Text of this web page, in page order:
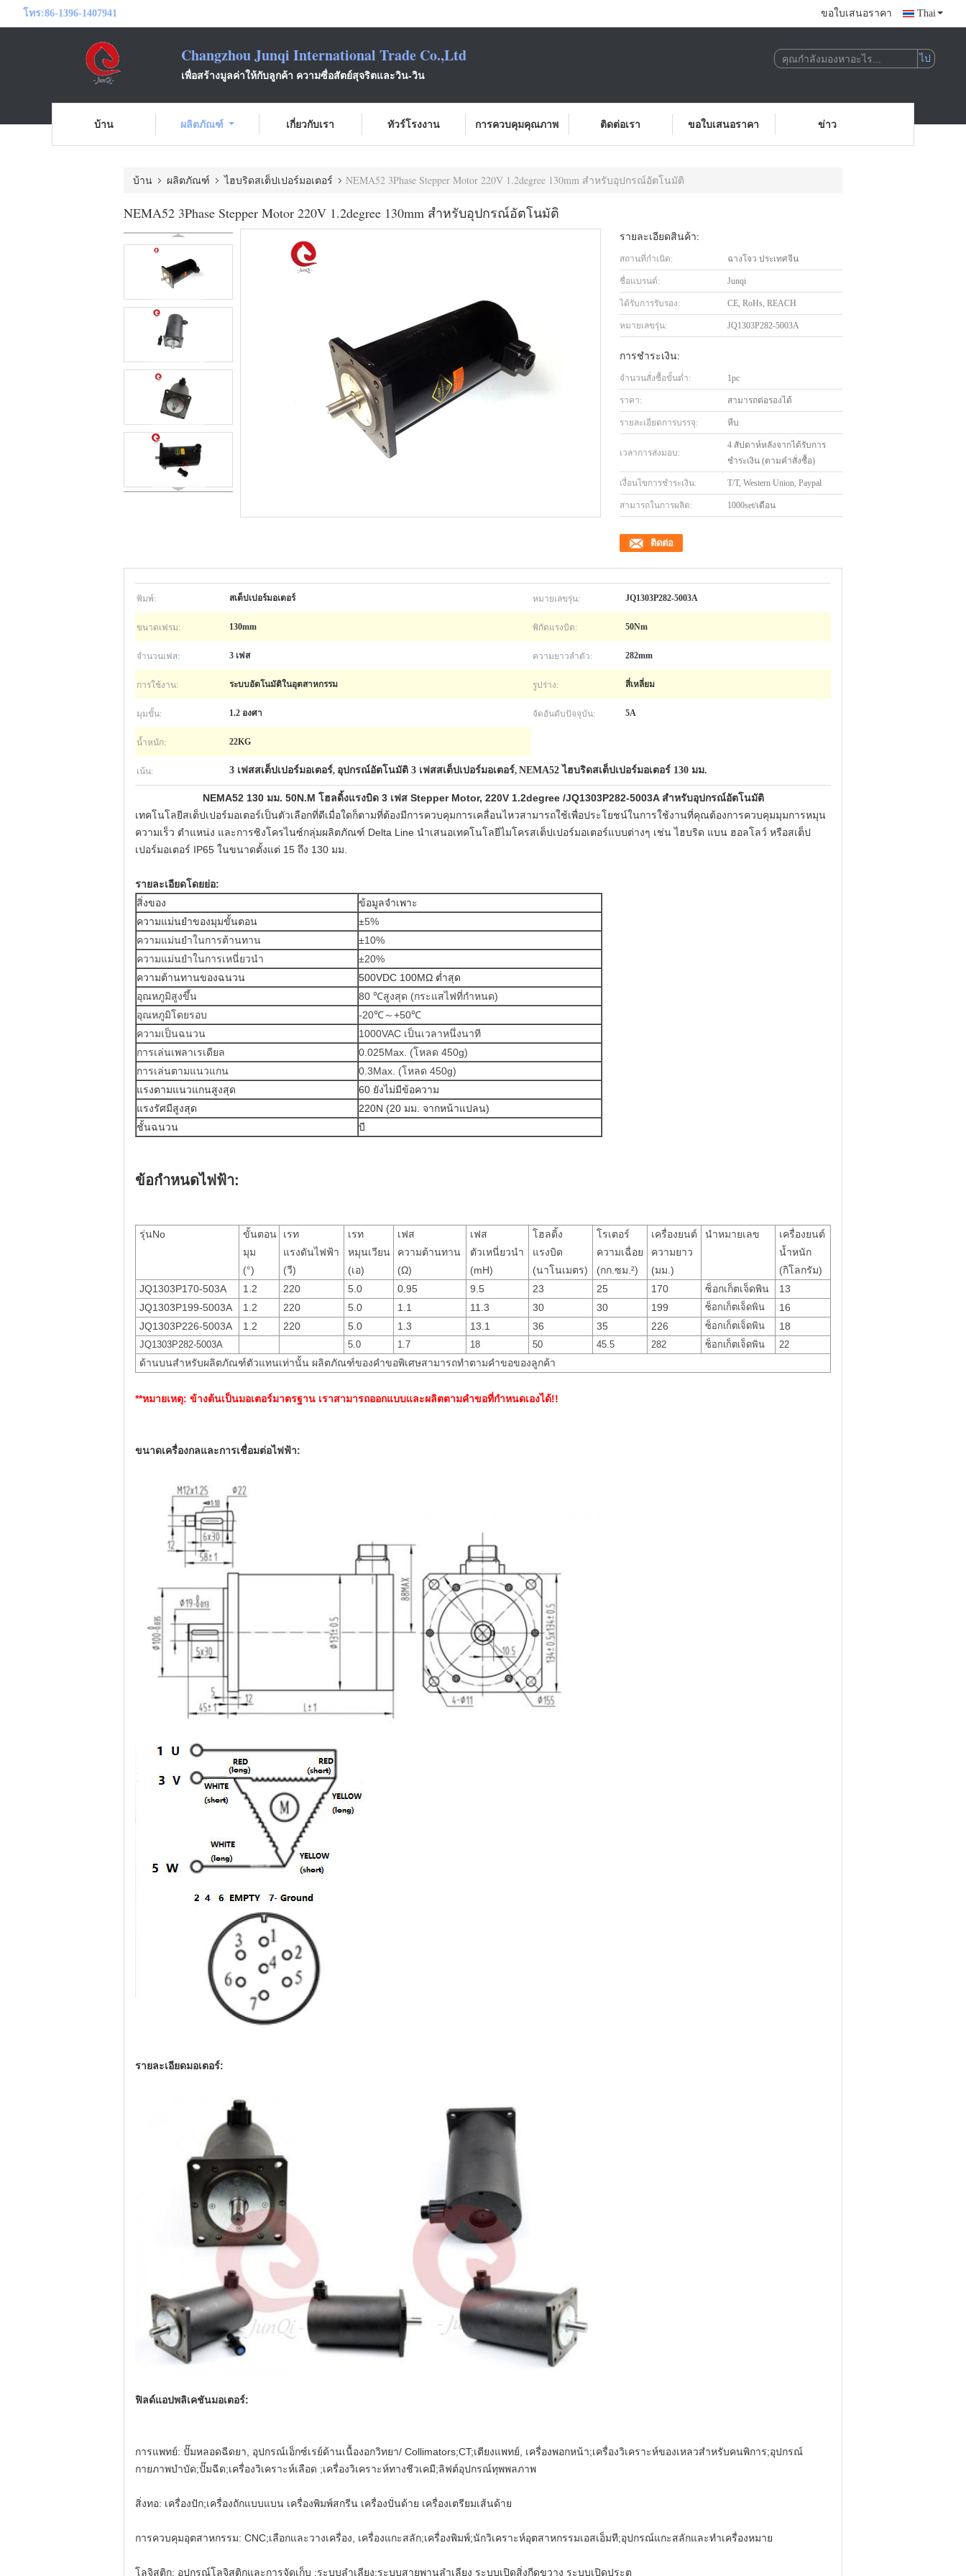
โทร:86-1396-1407941 ขอใบเสนอราคา Thai
Changzhou Junqi International Trade Co.,Ltd
เพื่อสร้างมูลค่าให้กับลูกค้า ความซื่อสัตย์สุจริตและวิน-วิน
บ้าน ผลิตภัณฑ์ เกี่ยวกับเรา ทัวร์โรงงาน การควบคุมคุณภาพ ติดต่อเรา ขอใบเสนอราคา ข่าว
บ้าน ผลิตภัณฑ์ ไฮบริดสเต็ปเปอร์มอเตอร์ NEMA52 3Phase Stepper Motor 220V 1.2degree 130mm สำหรับอุปกรณ์อัตโนมัติ
NEMA52 3Phase Stepper Motor 220V 1.2degree 130mm สำหรับอุปกรณ์อัตโนมัติ
รายละเอียดสินค้า:
สถานที่กำเนิด: ฉางโจว ประเทศจีน
ชื่อแบรนด์: Junqi
ได้รับการรับรอง: CE, RoHs, REACH
หมายเลขรุ่น: JQ1303P282-5003A
การชำระเงิน:
จำนวนสั่งซื้อขั้นต่ำ: 1pc
ราคา: สามารถต่อรองได้
รายละเอียดการบรรจุ: หีบ
เวลาการส่งมอบ:
4 สัปดาห์หลังจากได้รับการ
ชำระเงิน (ตามคำสั่งซื้อ)
เงื่อนไขการชำระเงิน: T/T, Western Union, Paypal
สามารถในการผลิต: 1000set/เดือน
ติดต่อ
พิมพ์: สเต็ปเปอร์มอเตอร์ หมายเลขรุ่น: JQ1303P282-5003A
ขนาดเฟรม: 130mm พิกัดแรงบิด: 50Nm
จำนวนเฟส: 3 เฟส ความยาวลำตัว: 282mm
การใช้งาน: ระบบอัตโนมัติในอุตสาหกรรม รูปร่าง: สี่เหลี่ยม
มุมขั้น: 1.2 องศา จัดอันดับปัจจุบัน: 5A
น้ำหนัก: 22KG
เน้น: 3 เฟสสเต็ปเปอร์มอเตอร์, อุปกรณ์อัตโนมัติ 3 เฟสสเต็ปเปอร์มอเตอร์, NEMA52 ไฮบริดสเต็ปเปอร์มอเตอร์ 130 มม.
NEMA52 130 มม. 50N.M โฮลดิ้งแรงบิด 3 เฟส Stepper Motor, 220V 1.2degree /JQ1303P282-5003A สำหรับอุปกรณ์อัตโนมัติ
เทคโนโลยีสเต็ปเปอร์มอเตอร์เป็นตัวเลือกที่ดีเมื่อใดก็ตามที่ต้องมีการควบคุมการเคลื่อนไหวสามารถใช้เพื่อประโยชน์ในการใช้งานที่คุณต้องการควบคุมมุมการหมุน
ความเร็ว ตำแหน่ง และการซิงโครไนซ์กลุ่มผลิตภัณฑ์ Delta Line นำเสนอเทคโนโลยีไมโครสเต็ปเปอร์มอเตอร์แบบต่างๆ เช่น ไฮบริด แบน ฮอลโลว์ หรือสเต็ป
เปอร์มอเตอร์ IP65 ในขนาดตั้งแต่ 15 ถึง 130 มม.
รายละเอียดโดยย่อ:
สิ่งของ
ข้อมูลจำเพาะ
ความแม่นยำของมุมขั้นตอน
±5%
ความแม่นยำในการต้านทาน
±10%
ความแม่นยำในการเหนี่ยวนำ
±20%
ความต้านทานของฉนวน
500VDC 100MΩ ต่ำสุด
อุณหภูมิสูงขึ้น
80 ℃สูงสุด (กระแสไฟที่กำหนด)
อุณหภูมิโดยรอบ
-20℃～+50℃
ความเป็นฉนวน
1000VAC เป็นเวลาหนึ่งนาที
การเล่นเพลาเรเดียล
0.025Max. (โหลด 450g)
การเล่นตามแนวแกน
0.3Max. (โหลด 450g)
แรงตามแนวแกนสูงสุด
60 ยังไม่มีข้อความ
แรงรัศมีสูงสุด
220N (20 มม. จากหน้าแปลน)
ชั้นฉนวน
บี
ข้อกำหนดไฟฟ้า:
รุ่นNo
ขั้นตอน
มุม
(°)
เรท
แรงดันไฟฟ้า
(วี)
เรท
หมุนเวียน
(เอ)
เฟส
ความต้านทาน
(Ω)
เฟส
ตัวเหนี่ยวนำ
(mH)
โฮลดิ้ง
แรงบิด
(นาโนเมตร)
โรเตอร์
ความเฉื่อย
(กก.ซม.²)
เครื่องยนต์
ความยาว
(มม.)
นำหมายเลข
เครื่องยนต์
น้ำหนัก
(กิโลกรัม)
JQ1303P170-503A
1.2 220 5.0 0.95 9.5 23 25 170 ซ็อกเก็ตเจ็ดพิน
13
JQ1303P199-5003A
1.2 220 5.0 1.1 11.3 30 30 199 ซ็อกเก็ตเจ็ดพิน
16
JQ1303P226-5003A
1.2 220 5.0 1.3 13.1 36 35 226 ซ็อกเก็ตเจ็ดพิน 18
JQ1303P282-5003A 5.0 1.7 18 50 45.5 282 ซ็อกเก็ตเจ็ดพิน 22
ด้านบนสำหรับผลิตภัณฑ์ตัวแทนเท่านั้น ผลิตภัณฑ์ของคำขอพิเศษสามารถทำตามคำขอของลูกค้า
**หมายเหตุ: ข้างต้นเป็นมอเตอร์มาตรฐาน เราสามารถออกแบบและผลิตตามคำขอที่กำหนดเองได้!!
ขนาดเครื่องกลและการเชื่อมต่อไฟฟ้า:
รายละเอียดมอเตอร์:
ฟิลด์แอปพลิเคชันมอเตอร์:
การแพทย์: ปั๊มหลอดฉีดยา, อุปกรณ์เอ็กซ์เรย์ด้านเนื้องอกวิทยา/ Collimators;CT;เตียงแพทย์, เครื่องพอกหน้า;เครื่องวิเคราะห์ของเหลวสำหรับคนพิการ;อุปกรณ์
กายภาพบำบัด;ปั๊มฉีด;เครื่องวิเคราะห์เลือด ;เครื่องวิเคราะห์ทางชีวเคมี;ลิฟต์อุปกรณ์ทุพพลภาพ
สิ่งทอ: เครื่องปัก;เครื่องถักแบบแบน เครื่องพิมพ์สกรีน เครื่องปั่นด้าย เครื่องเตรียมเส้นด้าย
การควบคุมอุตสาหกรรม: CNC;เลือกและวางเครื่อง, เครื่องแกะสลัก;เครื่องพิมพ์;นักวิเคราะห์อุตสาหกรรมเอสเอ็มที;อุปกรณ์แกะสลักและทำเครื่องหมาย
โลจิสติก: อุปกรณ์โลจิสติกและการจัดเก็บ ;ระบบลำเลียง;ระบบสายพานลำเลียง ระบบเปิดสิ่งกีดขวาง ระบบเปิดประตู